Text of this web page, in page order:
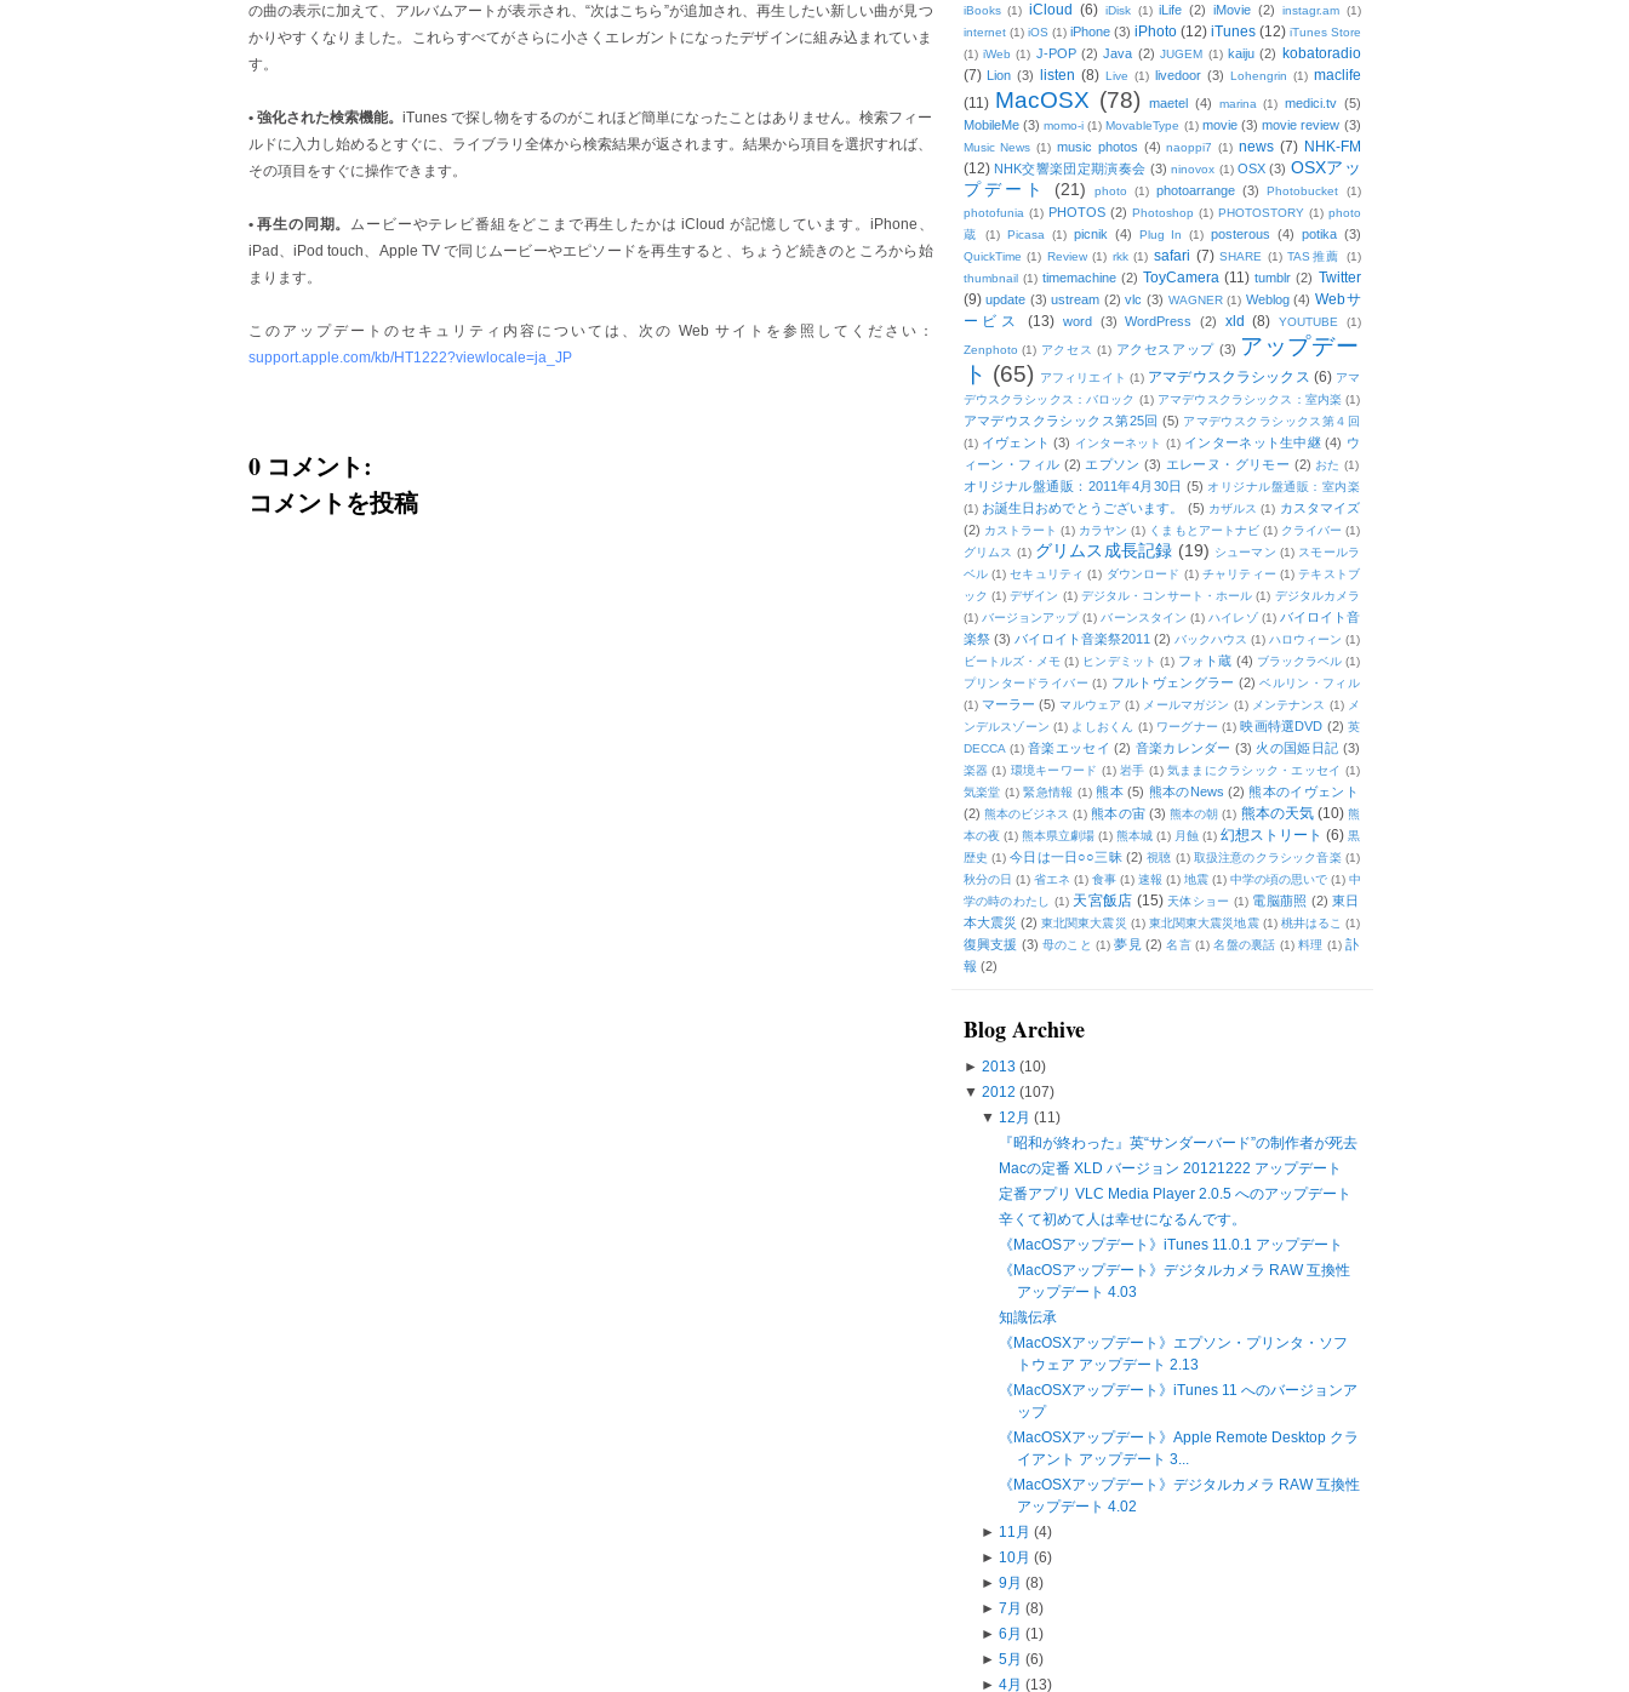
の曲の表示に加えて、アルバムアートが表示され、“次はこちら”が追加され、再生したい新しい曲が見つ
かりやすくなりました。これらすべてがさらに小さくエレガントになったデザインに組み込まれていま
す。
• 強化された検索機能。 iTunes で探し物をするのがこれほど簡単になったことはありません。検索フィー
ルドに入力し始めるとすぐに、ライブラリ全体から検索結果が返されます。結果から項目を選択すれば、
その項目をすぐに操作できます。
• 再生の同期。ムービーやテレビ番組をどこまで再生したかは iCloud が記憶しています。iPhone、
iPad、iPod touch、Apple TV で同じムービーやエピソードを再生すると、ちょうど続きのところから始
まります。
このアップデートのセキュリティ内容については、次の Web サイトを参照してください：
support.apple.com/kb/HT1222?viewlocale=ja_JP
0 コメント:
コメントを投稿
iBooks (1) iCloud (6) iDisk (1) iLife (2) iMovie (2) instagr.am (1)
internet (1) iOS (1) iPhone (3) iPhoto (12) iTunes (12) iTunes Store
(1) iWeb (1) J-POP (2) Java (2) JUGEM (1) kaiju (2)
kobatoradio
(7) Lion (3) listen (8) Live (1) livedoor (3) Lohengrin (1) maclife
(11) MacOSX (78) maetel (4) marina (1) medici.tv (5)
MobileMe (3) momo-i (1) MovableType (1) movie (3) movie review (3)
Music News (1) music photos (4) naoppi7 (1) news (7) NHK-FM
(12) NHK交響楽団定期演奏会 (3) ninovox (1) OSX (3) OSXアッ
プデート
(21) photo (1) photoarrange (3) Photobucket
(1)
photofunia (1) PHOTOS (2) Photoshop (1) PHOTOSTORY (1) photo
蔵
(1) Picasa (1) picnik (4) Plug In (1) posterous (4) potika (3)
QuickTime (1) Review (1) rkk (1) safari (7) SHARE (1) TAS推薦
(1)
thumbnail (1) timemachine (2) ToyCamera (11) tumblr (2) Twitter
(9) update (3) ustream (2) vlc (3) WAGNER (1) Weblog (4) Webサ
ービス
(13) word (3) WordPress (2) xld (8) YOUTUBE (1)
Zenphoto (1) アクセス (1) アクセスアップ (3) アップデー
ト (65) アフィリエイト (1) アマデウスクラシックス (6) アマ
デウスクラシックス：バロック (1) アマデウスクラシックス：室内楽 (1)
アマデウスクラシックス第25回 (5) アマデウスクラシックス第４回
(1) イヴェント (3) インターネット (1) インターネット生中継 (4) ウ
ィーン・フィル (2) エプソン (3) エレーヌ・グリモー (2) おた (1)
オリジナル盤通販：2011年4月30日 (5) オリジナル盤通販：室内楽
(1) お誕生日おめでとうございます。 (5) カザルス (1) カスタマイズ
(2) カストラート (1) カラヤン (1) くまもとアートナビ (1) クライバー (1)
グリムス (1) グリムス成長記録 (19) シューマン (1) スモールラ
ベル (1) セキュリティ (1) ダウンロード (1) チャリティー (1) テキストブ
ック (1) デザイン (1) デジタル・コンサート・ホール (1) デジタルカメラ
(1) バージョンアップ (1) バーンスタイン (1) ハイレゾ (1) バイロイト音
楽祭 (3) バイロイト音楽祭2011 (2) バックハウス (1) ハロウィーン (1)
ビートルズ・メモ (1) ヒンデミット (1) フォト蔵 (4) ブラックラベル (1)
プリンタードライバー (1) フルトヴェングラー (2) ベルリン・フィル
(1) マーラー (5) マルウェア (1) メールマガジン (1) メンテナンス (1) メ
ンデルスゾーン (1) よしおくん (1) ワーグナー (1) 映画特選DVD (2) 英
DECCA (1) 音楽エッセイ (2) 音楽カレンダー (3) 火の国姫日記 (3)
楽器 (1) 環境キーワード (1) 岩手 (1) 気ままにクラシック・エッセイ (1)
気楽堂 (1) 緊急情報 (1) 熊本 (5) 熊本のNews (2) 熊本のイヴェント
(2) 熊本のビジネス (1) 熊本の宙 (3) 熊本の朝 (1) 熊本の天気 (10) 熊
本の夜 (1) 熊本県立劇場 (1) 熊本城 (1) 月蝕 (1) 幻想ストリート (6) 黒
歴史 (1) 今日は一日○○三昧 (2) 視聴 (1) 取扱注意のクラシック音楽 (1)
秋分の日 (1) 省エネ (1) 食事 (1) 速報 (1) 地震 (1) 中学の頃の思いで (1) 中
学の時のわたし
(1) 天宮飯店 (15) 天体ショー (1) 電脳萠照 (2) 東日
本大震災 (2) 東北関東大震災 (1) 東北関東大震災地震 (1) 桃井はるこ (1)
復興支援 (3) 母のこと (1) 夢見 (2) 名言 (1) 名盤の裏話 (1) 料理 (1) 訃
報 (2)
Blog Archive
► 2013 (10)
▼ 2012 (107)
▼ 12月 (11)
『昭和が終わった』英“サンダーバード”の制作者が死去
Macの定番 XLD バージョン 20121222 アップデート
定番アプリ VLC Media Player 2.0.5 へのアップデート
辛くて初めて人は幸せになるんです。
《MacOSアップデート》iTunes 11.0.1 アップデート
《MacOSアップデート》デジタルカメラ RAW 互換性
アップデート 4.03
知識伝承
《MacOSXアップデート》エプソン・プリンタ・ソフ
トウェア アップデート 2.13
《MacOSXアップデート》iTunes 11 へのバージョンア
ップ
《MacOSXアップデート》Apple Remote Desktop クラ
イアント アップデート 3...
《MacOSXアップデート》デジタルカメラ RAW 互換性
アップデート 4.02
► 11月 (4)
► 10月 (6)
► 9月 (8)
► 7月 (8)
► 6月 (1)
► 5月 (6)
► 4月 (13)